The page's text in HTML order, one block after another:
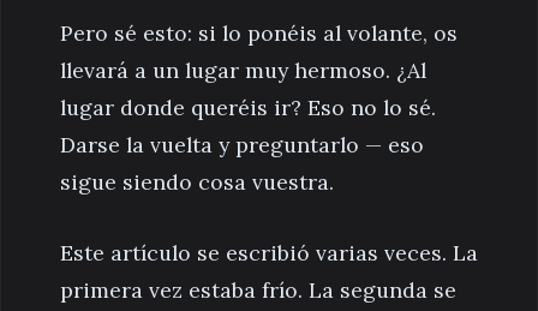
Pero sé esto: si lo ponéis al volante, os
llevará a un lugar muy hermoso. ¿Al
lugar donde queréis ir? Eso no lo sé.
Darse la vuelta y preguntarlo — eso
sigue siendo cosa vuestra.
Este artículo se escribió varias veces. La
primera vez estaba frío. La segunda se